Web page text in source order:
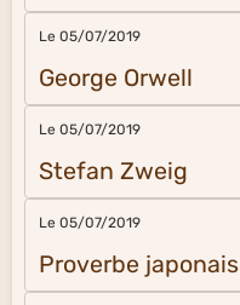
Le 05/07/2019
George Orwell
Le 05/07/2019
Stefan Zweig
Le 05/07/2019
Proverbe japonais